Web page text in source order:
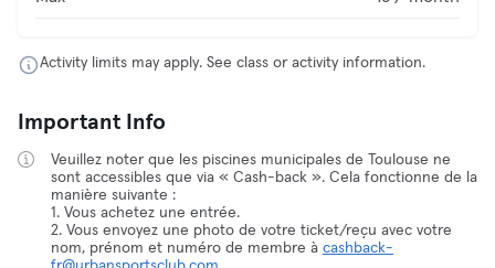
Activity limits may apply. See class or activity information.
Important Info
Veuillez noter que les piscines municipales de Toulouse ne
sont accessibles que via « Cash-back ». Cela fonctionne de la
manière suivante :
1. Vous achetez une entrée.
2. Vous envoyez une photo de votre ticket/reçu avec votre
nom, prénom et numéro de membre à cashback-